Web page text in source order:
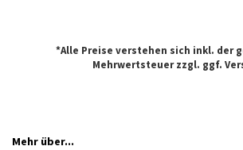
*Alle Preise verstehen sich inkl. der
Mehrwertsteuer zzgl. ggf.
Mehr über...